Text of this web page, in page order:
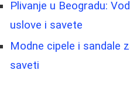
Plivanje u Beogradu:
uslove i savete
Modne cipele i sandale
saveti